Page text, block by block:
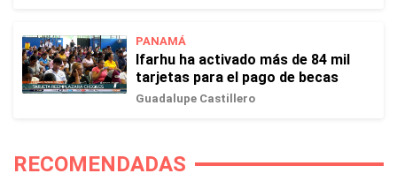
PANAMÁ
Ifarhu ha activado más de 84 mil
tarjetas para el pago de becas
Guadalupe Castillero
RECOMENDADAS